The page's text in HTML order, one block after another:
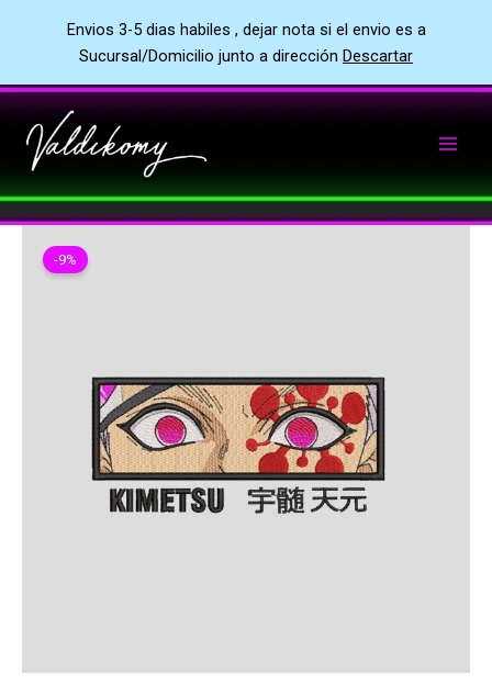
Envios 3-5 dias habiles , dejar nota si el envio es a
Sucursal/Domicilio junto a dirección Descartar
al
contenido
-9%